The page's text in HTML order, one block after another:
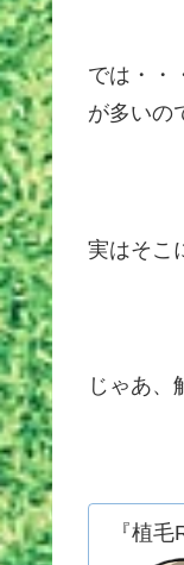
では・・
が多いの
実はそこ
じゃあ、
『植